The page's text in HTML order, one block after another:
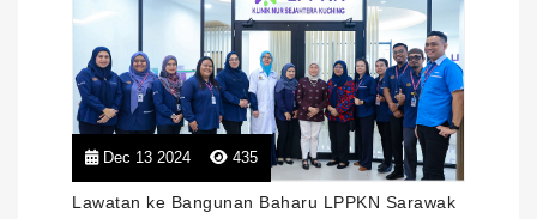
Dec 13 2024 435
Lawatan ke Bangunan Baharu LPPKN Sarawak